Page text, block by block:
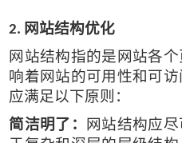
2. 网站结构优化
网站结构指的是网站各
响着网站的可用性和可
应满足以下原则：
简洁明了：
网站结构应